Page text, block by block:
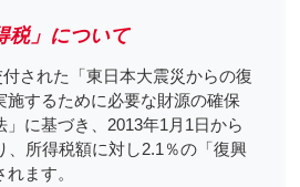
税」について
された「東日本大震災からの復
施するために必要な財源の確保
」に基づき、2013年1月1日から
、所得税額に対し2.1％の「復興
ます。